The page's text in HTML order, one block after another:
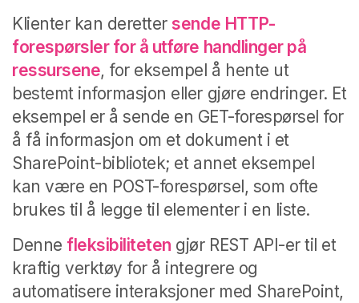
Klienter kan deretter sende HTTP-
forespørsler for å utføre handlinger på
ressursene, for eksempel å hente ut
bestemt informasjon eller gjøre endringer. Et
eksempel er å sende en GET-forespørsel for
å få informasjon om et dokument i et
SharePoint-bibliotek; et annet eksempel
kan være en POST-forespørsel, som ofte
brukes til å legge til elementer i en liste.
Denne fleksibiliteten gjør REST API-er til et
kraftig verktøy for å integrere og
automatisere interaksjoner med SharePoint,